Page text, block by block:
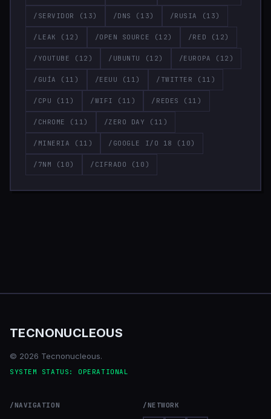
/SERVIDOR (13) /DNS (13) /RUSIA (13)
/LEAK (12) /OPEN SOURCE (12) /RED (12)
/YOUTUBE (12) /UBUNTU (12) /EUROPA (12)
/GUÍA (11) /EEUU (11) /TWITTER (11)
/CPU (11) /WIFI (11) /REDES (11)
/CHROME (11) /ZERO DAY (11)
/MINERIA (11) /GOOGLE I/O 18 (10)
/7NM (10) /CIFRADO (10)
TECNONUCLEOUS
© 2026 Tecnonucleous.
SYSTEM STATUS: OPERATIONAL
/NAVIGATION /NETWORK